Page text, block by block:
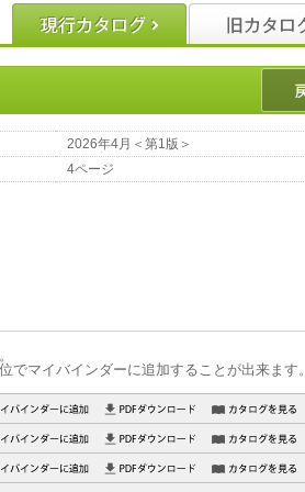
2026年4月＜第1版＞
4ページ
マイバインダーに追加することが出来ます。